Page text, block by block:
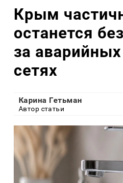
Крым
останется
за
сетях
Карина Гетьман
Автор статьи